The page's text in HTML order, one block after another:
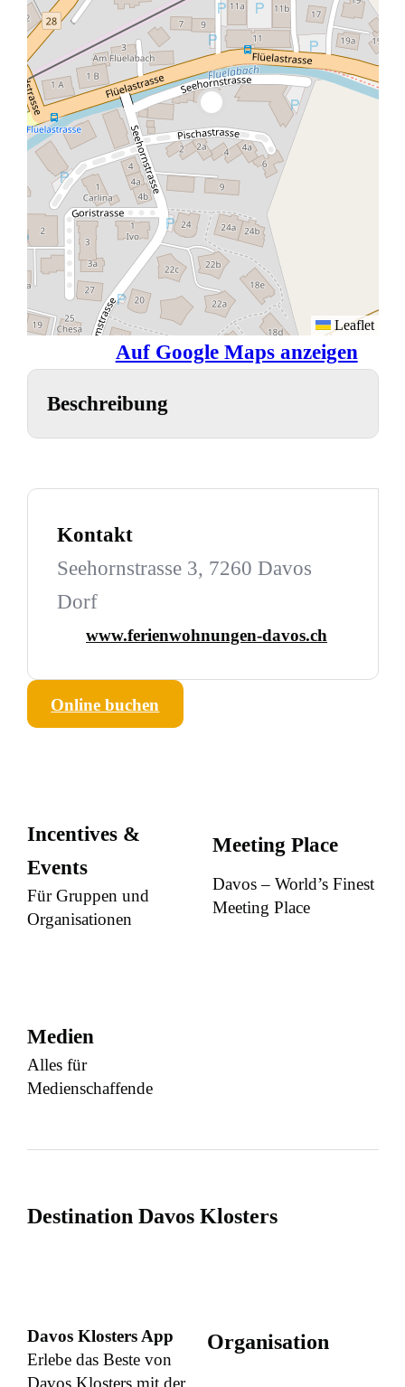
Leaflet
Auf Google Maps anzeigen
Beschreibung
Kontakt
Seehornstrasse 3, 7260 Davos
Dorf
www.ferienwohnungen-davos.ch
Online buchen
Incentives &
Events
Für Gruppen und
Organisationen
Meeting Place
Davos – World’s Finest
Meeting Place
Medien
Alles für
Medienschaffende
Destination Davos Klosters
Davos Klosters App
Erlebe das Beste von
Davos Klosters mit der
Organisation